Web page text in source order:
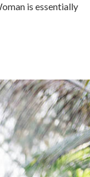
is essentially